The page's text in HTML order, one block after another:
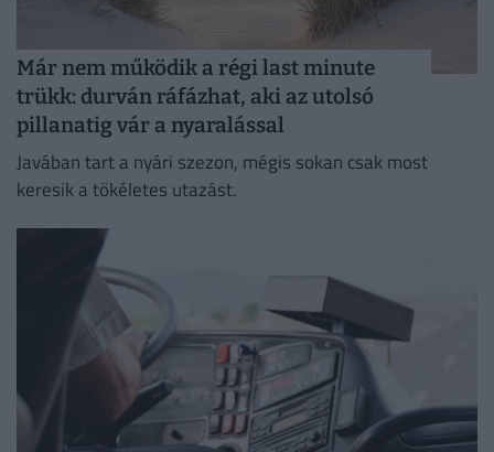
Már nem működik a régi last minute
trükk: durván ráfázhat, aki az utolsó
pillanatig vár a nyaralással
Javában tart a nyári szezon, mégis sokan csak most
keresik a tökéletes utazást.